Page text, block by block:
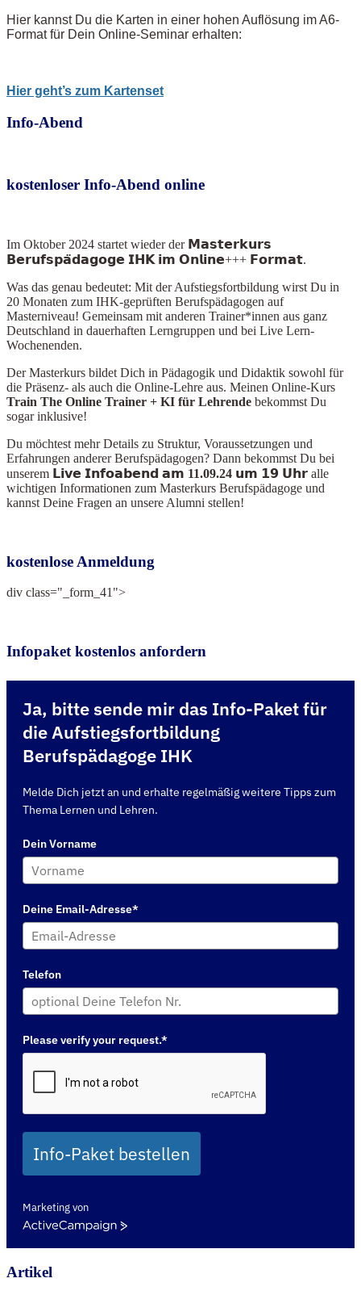
Hier kannst Du die Karten in einer hohen Auflösung im A6-
Format für Dein Online-Seminar erhalten:
Hier geht’s zum Kartenset
Info-Abend
kostenloser Info-Abend online
Im Oktober 2024 startet wieder der 𝗠𝗮𝘀𝘁𝗲𝗿𝗸𝘂𝗿𝘀
𝗕𝗲𝗿𝘂𝗳𝘀𝗽𝗮̈𝗱𝗮𝗴𝗼𝗴𝗲 𝗜𝗛𝗞 𝗶𝗺 𝗢𝗻𝗹𝗶𝗻𝗲+++ 𝗙𝗼𝗿𝗺𝗮𝘁.
Was das genau bedeutet: Mit der Aufstiegsfortbildung wirst Du in
20 Monaten zum IHK-geprüften Berufspädagogen auf
Masterniveau! Gemeinsam mit anderen Trainer*innen aus ganz
Deutschland in dauerhaften Lerngruppen und bei Live Lern-
Wochenenden.
Der Masterkurs bildet Dich in Pädagogik und Didaktik sowohl für
die Präsenz- als auch die Online-Lehre aus. Meinen Online-Kurs
Train The Online Trainer + KI für Lehrende bekommst Du
sogar inklusive!
Du möchtest mehr Details zu Struktur, Voraussetzungen und
Erfahrungen anderer Berufspädagogen? Dann bekommst Du bei
unserem 𝗟𝗶𝘃𝗲 𝗜𝗻𝗳𝗼𝗮𝗯𝗲𝗻𝗱 𝗮𝗺 11.09.24 𝘂𝗺 𝟭𝟵 𝗨𝗵𝗿 alle
wichtigen Informationen zum Masterkurs Berufspädagoge und
kannst Deine Fragen an unsere Alumni stellen!
kostenlose Anmeldung
div class="_form_41">
Infopaket kostenlos anfordern
Ja, bitte sende mir das Info-Paket für
die Aufstiegsfortbildung
Berufspädagoge IHK
Melde Dich jetzt an und erhalte regelmäßig weitere Tipps zum
Thema Lernen und Lehren.
Dein Vorname
Deine Email-Adresse*
Telefon
Please verify your request.*
Info-Paket bestellen
Marketing von
ActiveCampaign
Artikel